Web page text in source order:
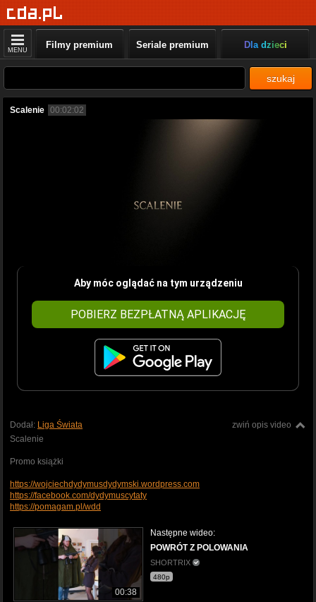
MENU Filmy premium Seriale premium Dla dzieci
szukaj
Scalenie 00:02:02
Aby móc oglądać na tym urządzeniu
POBIERZ BEZPŁATNĄ APLIKACJĘ
zwiń opis video
Dodał: Liga Świata
Scalenie
Promo książki
https://wojciechdydymusdydymski.wordpress.com
https://facebook.com/dydymuscytaty
https://pomagam.pl/wdd
00:38
Następne wideo:
POWRÓT Z POLOWANIA
SHORTRIX
480p